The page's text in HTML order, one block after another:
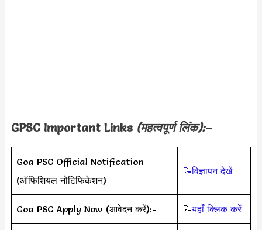
GPSC Important Links (महत्वपूर्ण लिंक):–
Goa PSC Official Notification
(ऑफिशियल नोटिफिकेशन)
📝विज्ञापन देखें
Goa PSC Apply Now (आवेदन करें):- 📝यहाँ क्लिक करें